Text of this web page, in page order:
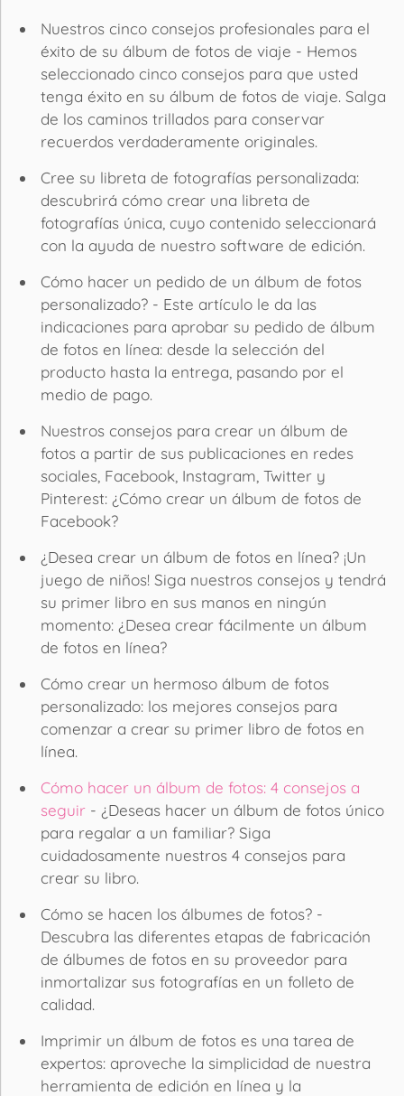
Nuestros cinco consejos profesionales para el
éxito de su álbum de fotos de viaje - Hemos
seleccionado cinco consejos para que usted
tenga éxito en su álbum de fotos de viaje. Salga
de los caminos trillados para conservar
recuerdos verdaderamente originales.
Cree su libreta de fotografías personalizada:
descubrirá cómo crear una libreta de
fotografías única, cuyo contenido seleccionará
con la ayuda de nuestro software de edición.
Cómo hacer un pedido de un álbum de fotos
personalizado? - Este artículo le da las
indicaciones para aprobar su pedido de álbum
de fotos en línea: desde la selección del
producto hasta la entrega, pasando por el
medio de pago.
Nuestros consejos para crear un álbum de
fotos a partir de sus publicaciones en redes
sociales, Facebook, Instagram, Twitter y
Pinterest: ¿Cómo crear un álbum de fotos de
Facebook?
¿Desea crear un álbum de fotos en línea? ¡Un
juego de niños! Siga nuestros consejos y tendrá
su primer libro en sus manos en ningún
momento: ¿Desea crear fácilmente un álbum
de fotos en línea?
Cómo crear un hermoso álbum de fotos
personalizado: los mejores consejos para
comenzar a crear su primer libro de fotos en
línea.
Cómo hacer un álbum de fotos: 4 consejos a
seguir - ¿Deseas hacer un álbum de fotos único
para regalar a un familiar? Siga
cuidadosamente nuestros 4 consejos para
crear su libro.
Cómo se hacen los álbumes de fotos? -
Descubra las diferentes etapas de fabricación
de álbumes de fotos en su proveedor para
inmortalizar sus fotografías en un folleto de
calidad.
Imprimir un álbum de fotos es una tarea de
expertos: aproveche la simplicidad de nuestra
herramienta de edición en línea y la